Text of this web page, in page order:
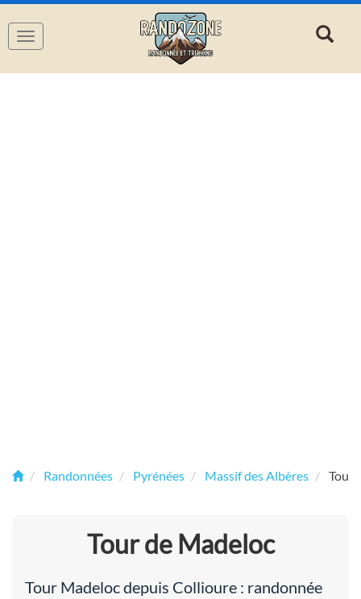
Navigation
Randonnées Pyrénées Massif des Albères Tour
Tour de Madeloc
Tour Madeloc depuis Collioure : randonnée